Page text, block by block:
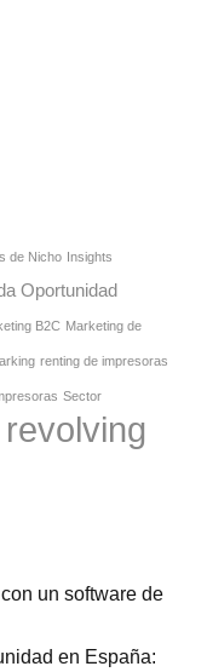
de Nicho Insights
Oportunidad
B2C Marketing de
renting de impresoras
Sector
un software de
en España: